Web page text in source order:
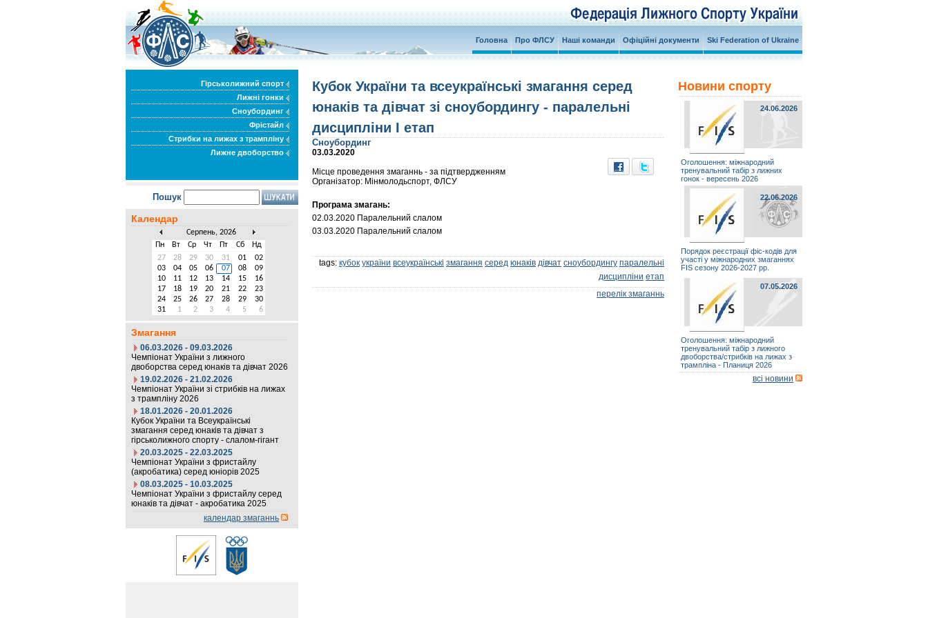
Головна Про ФЛСУ Наші команди Офіційні документи Ski Federation of Ukraine
Гірськолижний спорт
Лижні гонки
Сноубординг
Фрістайл
Стрибки на лижах з трампліну
Лижне двоборство
Пошук
Календар
Серпень, 2026
Пн
Вт Ср Чт Пт Сб
Нд
27
28 29 30 31 01
02
03
04 05 06 07 08
09
10
11 12 13 14 15
16
17
18 19 20 21 22
23
24
25 26 27 28 29
30
31
1 2 3 4 5 6
Змагання
06.03.2026 - 09.03.2026
Чемпіонат України з лижного
двоборства серед юнаків та дівчат 2026
19.02.2026 - 21.02.2026
Чемпіонат України зі стрибків на лижах
з трампліну 2026
18.01.2026 - 20.01.2026
Кубок України та Всеукраїнські
змагання серед юнаків та дівчат з
гірськолижного спорту - слалом-гігант
20.03.2025 - 22.03.2025
Чемпіонат України з фристайлу
(акробатика) серед юніорів 2025
08.03.2025 - 10.03.2025
Чемпіонат України з фристайлу серед
юнаків та дівчат - акробатика 2025
календар змаганнь
Кубок України та всеукраїнські змагання серед
юнаків та дівчат зі сноубордингу - паралельні
дисципліни І етап
Сноубординг
03.03.2020
Місце проведення змаганнь - за підтвердженням
Організатор: Мінмолодьспорт, ФЛСУ
Програма змагань:
02.03.2020 Паралельний слалом
03.03.2020 Паралельний слалом
tags: кубок україни всеукраїнські змагання серед юнаків дівчат сноубордингу паралельні
дисципліни етап
перелік змаганнь
Новини спорту
24.06.2026
Оголошення: міжнародний
тренувальний табір з лижних
гонок - вересень 2026
22.06.2026
Порядок реєстрації фіс-кодів для
участі у міжнародних змаганнях
FIS сезону 2026-2027 рр.
07.05.2026
Оголошення: міжнародний
тренувальний табір з лижного
двоборства/стрибків на лижах з
трампліна - Планиця 2026
всі новини